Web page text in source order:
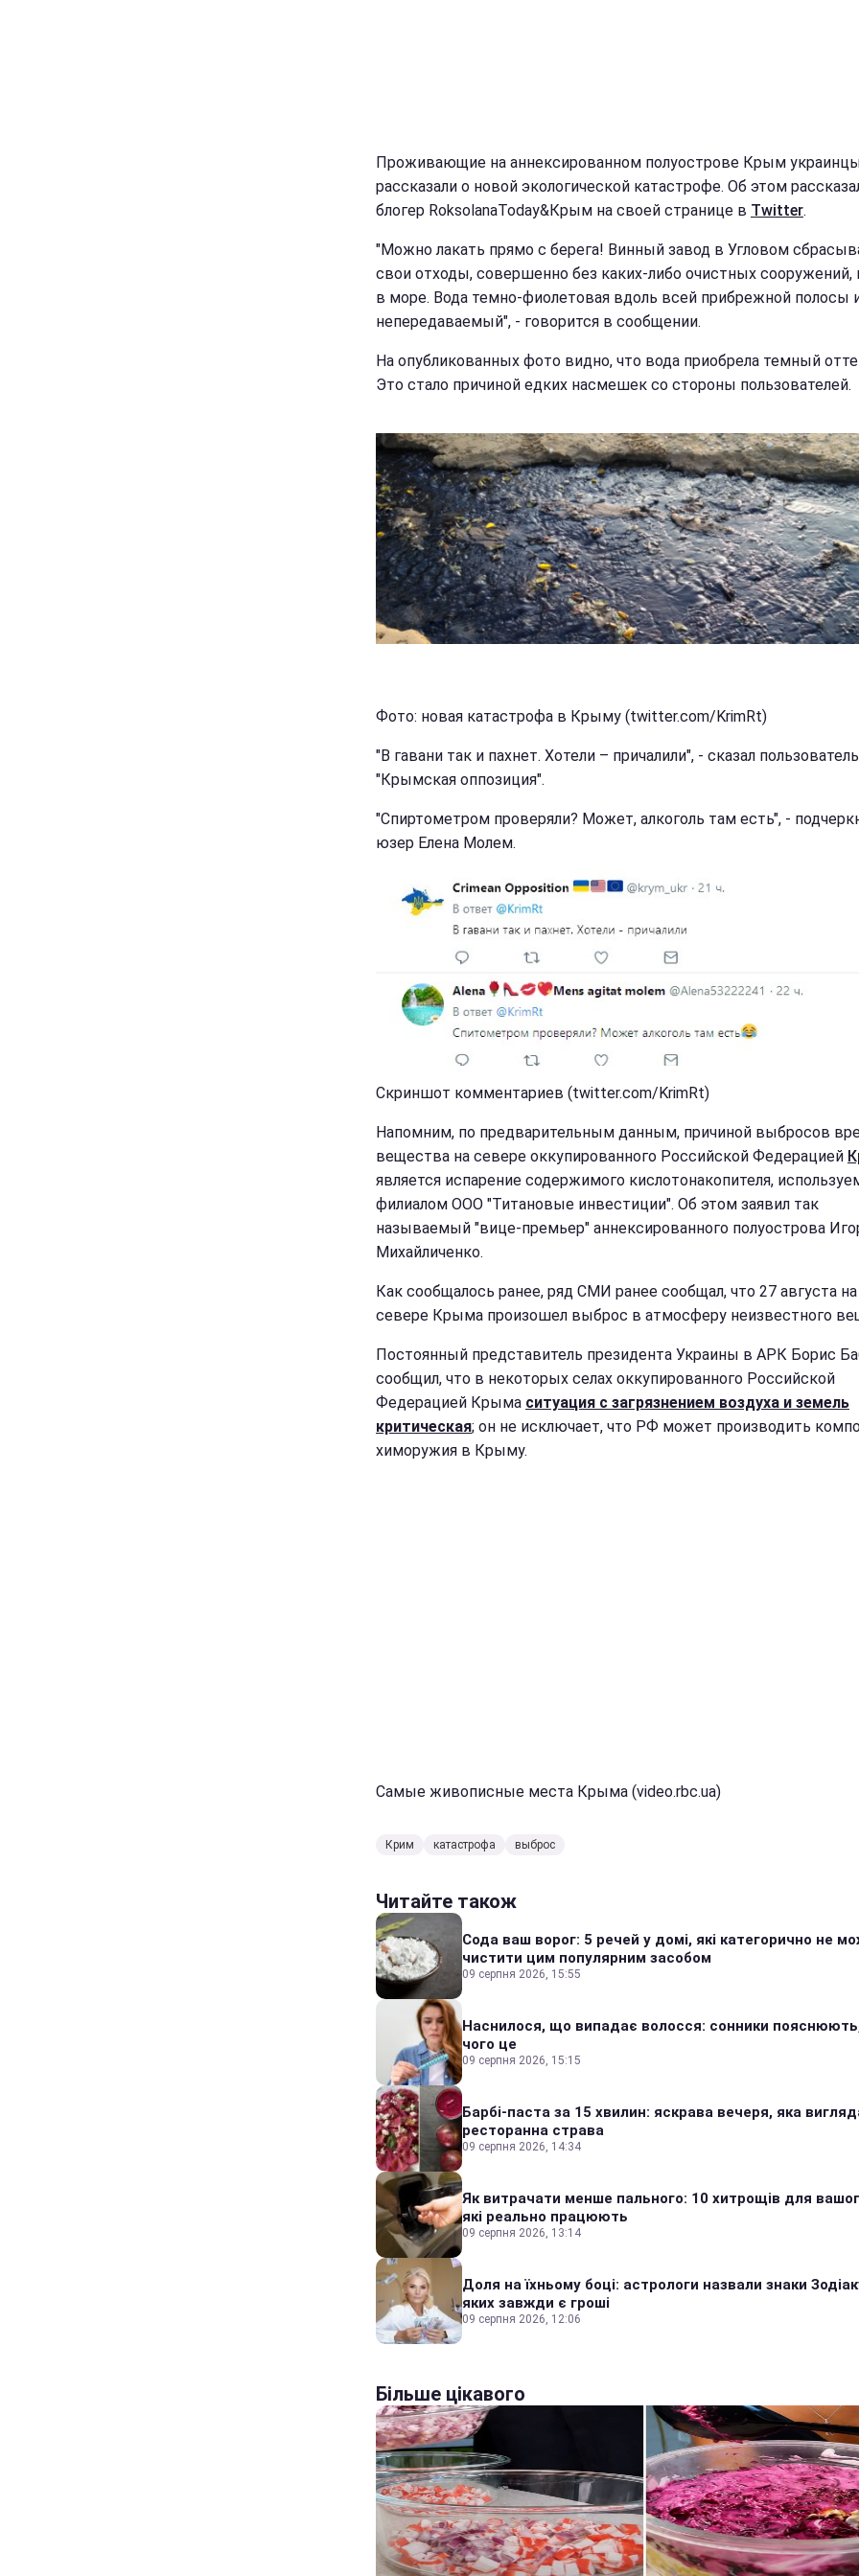
Проживающие на аннексированном полуострове Крым
рассказали о новой экологической катастрофе. Об этом
блогер RoksolanaToday&Крым на своей странице в Twitter.
"Можно лакать прямо с берега! Винный завод в Угловом
свои отходы, совершенно без каких-либо очистных сооружений,
в море. Вода темно-фиолетовая вдоль всей прибрежной полосы
непередаваемый", - говорится в сообщении.
На опубликованных фото видно, что вода приобрела темный
Это стало причиной едких насмешек со стороны пользователей.
Фото: новая катастрофа в Крыму (twitter.com/KrimRt)
"В гавани так и пахнет. Хотели – причалили", - сказал пользователь
"Крымская оппозиция".
"Спиртометром проверяли? Может, алкоголь там есть", -
юзер Елена Молем.
Скриншот комментариев (twitter.com/KrimRt)
Напомним, по предварительным данным, причиной выбросов
вещества на севере оккупированного Российской Федерацией
является испарение содержимого кислотонакопителя,
филиалом ООО "Титановые инвестиции". Об этом заявил так
называемый "вице-премьер" аннексированного полуострова
Михайличенко.
Как сообщалось ранее, ряд СМИ ранее сообщал, что 27 августа на
севере Крыма произошел выброс в атмосферу неизвестного
Постоянный представитель президента Украины в АРК Борис
сообщил, что в некоторых селах оккупированного Российской
Федерацией Крыма ситуация с загрязнением воздуха и земель
критическая; он не исключает, что РФ может производить
химоружия в Крыму.
Самые живописные места Крыма (video.rbc.ua)
Крим катастрофа выброс
Читайте також
Сода ваш ворог: 5 речей у домі, які категорично не
чистити цим популярним засобом
09 серпня 2026, 15:55
Наснилося, що випадає волосся: сонники
чого це
09 серпня 2026, 15:15
Барбі-паста за 15 хвилин: яскрава вечеря, яка
ресторанна страва
09 серпня 2026, 14:34
Як витрачати менше пального: 10 хитрощів для
які реально працюють
09 серпня 2026, 13:14
Доля на їхньому боці: астрологи назвали знаки
яких завжди є гроші
09 серпня 2026, 12:06
Більше цікавого